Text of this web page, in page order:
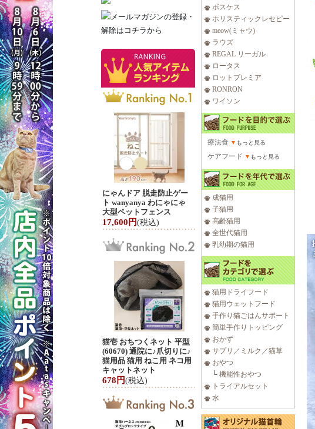
にゃんドア 脱走防止ゲー
ト wanyanya わにゃにゃ
大型ペットフェンス
17,600円(税込)
猫壱 おちつくネット 平型
(60670) 通院に♪爪切りに♪
猫用品 猫用 ねこ用 ネコ用
キャットネット
678円(税込)
ボスケス
ホリスティックレセピー
meow(ミャウ)
ラウズ
REGAL リーガル
ロータス
ロットプレミア
RONRON
ワイソン
療法食 ▼ もっと見る
ケアフード ▼ もっと見る
成猫用
子猫用
高齢猫用
全世代猫用
乳幼期の猫用
猫用ドライフード
猫用ウェットフード
手作り猫ごはんサポート
簡単手作りトッピング
おかず
サプリ／ミルク／猫草
おやつ
└ 機能性おやつ
トライアルセット
水